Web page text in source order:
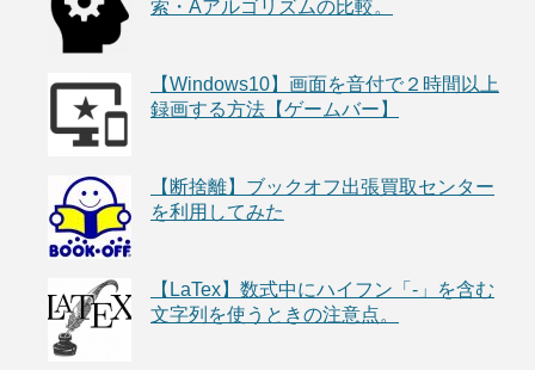
索・Aアルゴリズムの比較。
【Windows10】画面を音付で２時間以上
録画する方法【ゲームバー】
【断捨離】ブックオフ出張買取センター
を利用してみた
【LaTex】数式中にハイフン「-」を含む
文字列を使うときの注意点。